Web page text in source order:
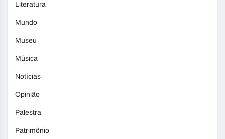
Literatura
Mundo
Museu
Música
Notícias
Opinião
Palestra
Patrimônio